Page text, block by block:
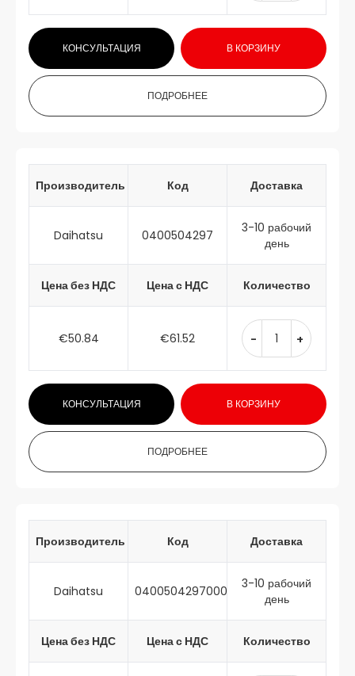
КОНСУЛЬТАЦИЯ В КОРЗИНУ
ПОДРОБНЕЕ
Производитель Код Доставка
Daihatsu 0400504297
3-10 рабочий
день
Цена без НДС Цена с НДС Количество
€50.84 €61.52 - +
КОНСУЛЬТАЦИЯ В КОРЗИНУ
ПОДРОБНЕЕ
Производитель Код Доставка
Daihatsu 0400504297000
3-10 рабочий
день
Цена без НДС Цена с НДС Количество